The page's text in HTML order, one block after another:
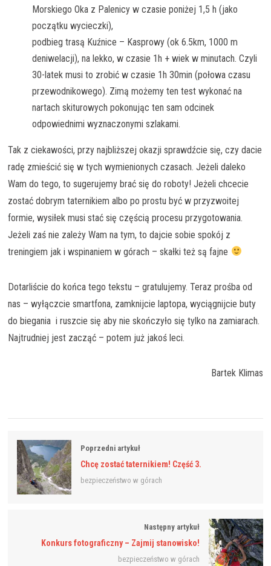
Morskiego Oka z Palenicy w czasie poniżej 1,5 h (jako
początku wycieczki),
podbieg trasą Kuźnice – Kasprowy (ok 6.5km, 1000 m
deniwelacji), na lekko, w czasie 1h + wiek w minutach. Czyli
30-latek musi to zrobić w czasie 1h 30min (połowa czasu
przewodnikowego). Zimą możemy ten test wykonać na
nartach skiturowych pokonując ten sam odcinek
odpowiednimi wyznaczonymi szlakami.
Tak z ciekawości, przy najbliższej okazji sprawdźcie się, czy dacie
radę zmieścić się w tych wymienionych czasach. Jeżeli daleko
Wam do tego, to sugerujemy brać się do roboty! Jeżeli chcecie
zostać dobrym taternikiem albo po prostu być w przyzwoitej
formie, wysiłek musi stać się częścią procesu przygotowania.
Jeżeli zaś nie zależy Wam na tym, to dajcie sobie spokój z
treningiem jak i wspinaniem w górach – skałki też są fajne
Dotarliście do końca tego tekstu – gratulujemy. Teraz prośba od
nas – wyłączcie smartfona, zamknijcie laptopa, wyciągnijcie buty
do biegania i ruszcie się aby nie skończyło się tylko na zamiarach.
Najtrudniej jest zacząć – potem już jakoś leci.
Bartek Klimas
Poprzedni artykuł
Chcę zostać taternikiem! Część 3.
bezpieczeństwo w górach
Następny artykuł
Konkurs fotograficzny – Zajmij stanowisko!
bezpieczeństwo w górach